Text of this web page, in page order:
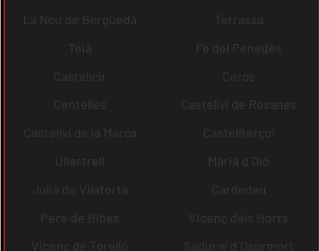
La Nou de Berguedà
Terrassa
Teià
Fe del Penedès
Castellcir
Cercs
Centelles
Castellví de Rosanes
Castellví de la Marca
Castellterçol
Ullastrell
Maria d´Oló
Julià de Vilatorta
Cardedeu
Pere de Ribes
Vicenç dels Horts
Vicenç de Torelló
Sadurní d´Osormort